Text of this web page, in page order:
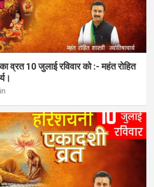
व्रत 10 जुलाई रविवार को :- महंत रोहित